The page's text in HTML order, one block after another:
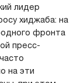
лидер
хиджаба: на
фронта
пресс-
на эти